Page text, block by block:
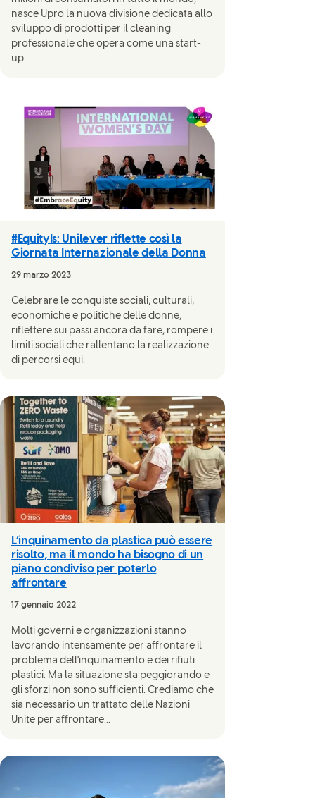
nasce Upro la nuova divisione dedicata allo
sviluppo di prodotti per il cleaning
professionale che opera come una start-
up.
#EquityIs: Unilever riflette così la
Giornata Internazionale della Donna
29 marzo 2023
Celebrare le conquiste sociali, culturali,
economiche e politiche delle donne,
riflettere sui passi ancora da fare, rompere i
limiti sociali che rallentano la realizzazione
di percorsi equi.
L’inquinamento da plastica può essere
risolto, ma il mondo ha bisogno di un
piano condiviso per poterlo
affrontare
17 gennaio 2022
Molti governi e organizzazioni stanno
lavorando intensamente per affrontare il
problema dell'inquinamento e dei rifiuti
plastici. Ma la situazione sta peggiorando e
gli sforzi non sono sufficienti. Crediamo che
sia necessario un trattato delle Nazioni
Unite per affrontare...